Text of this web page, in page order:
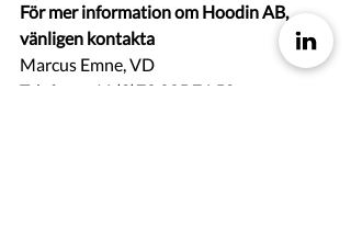
För mer information om Hoodin AB,
vänligen kontakta
Marcus Emne, VD
Telefon: +46 (0)79 335 76 58